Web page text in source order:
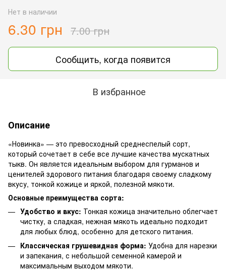
Нет в наличии
6.30 грн 7.00 грн
Сообщить, когда появится
В избранное
Описание
«Новинка» — это превосходный среднеспелый сорт,
который сочетает в себе все лучшие качества мускатных
тыкв. Он является идеальным выбором для гурманов и
ценителей здорового питания благодаря своему сладкому
вкусу, тонкой кожице и яркой, полезной мякоти.
Основные преимущества сорта:
Удобство и вкус: Тонкая кожица значительно облегчает
чистку, а сладкая, нежная мякоть идеально подходит
для любых блюд, особенно для детского питания.
Классическая грушевидная форма: Удобна для нарезки
и запекания, с небольшой семенной камерой и
максимальным выходом мякоти.